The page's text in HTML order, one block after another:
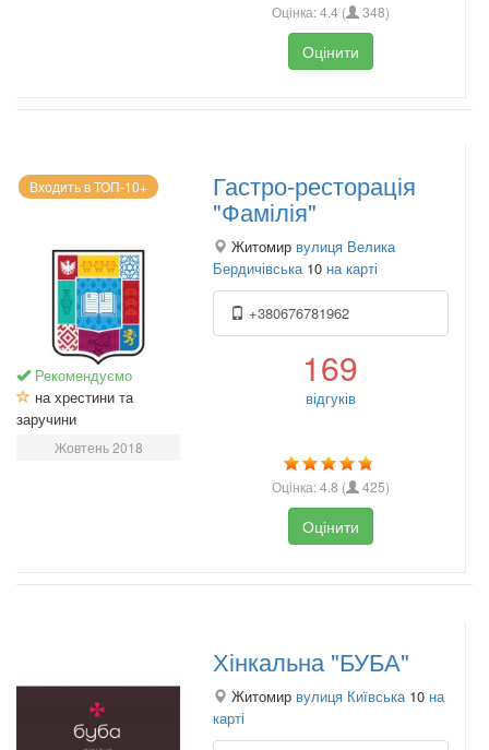
Оцінка:4.4 ( 348)
Оцінити
Входить в ТОП-10+
Рекомендуємо
на хрестини та
заручини
Жовтень 2018
Гастро-ресторація
"Фамілія"
Житомир вулиця Велика
Бердичівська10 на карті
+380676781962
169
відгуків
Оцінка:4.8 ( 425)
Оцінити
Хінкальна "БУБА"
Житомир вулиця Київська 10 на
карті